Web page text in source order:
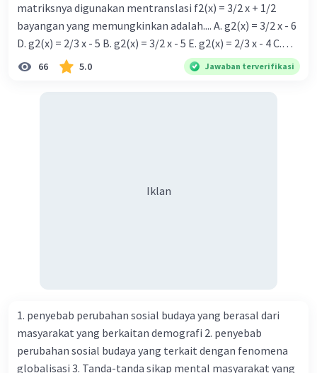
matriksnya digunakan mentranslasi f2(x) = 3/2 x + 1/2
bayangan yang memungkinkan adalah.... A. g2(x) = 3/2 x - 6
D. g2(x) = 2/3 x - 5 B. g2(x) = 3/2 x - 5 E. g2(x) = 2/3 x - 4 C.
g{2}(x) = 3/2 x + 5
66 5.0 Jawaban terverifikasi
Iklan
1. penyebab perubahan sosial budaya yang berasal dari
masyarakat yang berkaitan demografi 2. penyebab
perubahan sosial budaya yang terkait dengan fenomena
globalisasi 3. Tanda-tanda sikap mental masyarakat yang